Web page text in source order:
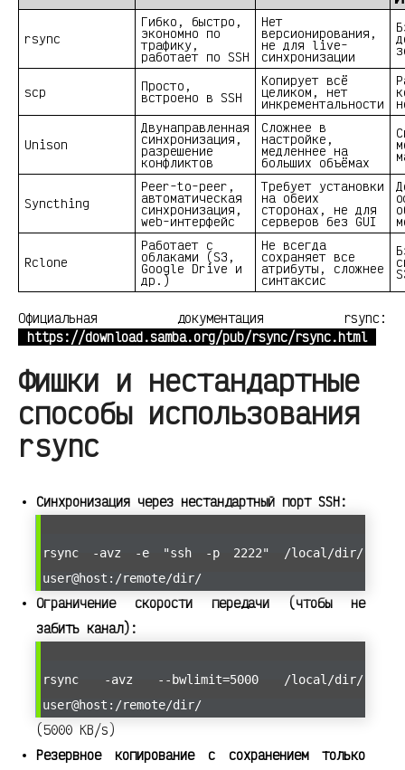
rsync
Гибко, быстро,
экономно по
трафику,
работает по SSH
Нет
версионирования,
не для live-
синхронизации
scp Просто,
встроено в SSH
Копирует всё
целиком, нет
инкрементальности
Unison
Двунаправленная
синхронизация,
разрешение
конфликтов
Сложнее в
настройке,
медленнее на
больших объёмах
Syncthing
Peer-to-peer,
автоматическая
синхронизация,
web-интерфейс
Требует установки
на обеих
сторонах, не для
серверов без GUI
Rclone
Работает с
облаками (S3,
Google Drive и
др.)
Не всегда
сохраняет все
атрибуты, сложнее
синтаксис
Официальная документация rsync:
https://download.samba.org/pub/rsync/rsync.html
Фишки и нестандартные
способы использования
rsync
Синхронизация через нестандартный порт SSH:
rsync -avz -e "ssh -p 2222" /local/dir/
user@host:/remote/dir/
Ограничение скорости передачи (чтобы не
забить канал):
rsync -avz --bwlimit=5000 /local/dir/
user@host:/remote/dir/
(5000 KB/s)
Резервное копирование с сохранением только